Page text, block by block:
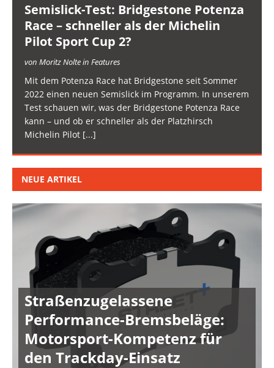
Semislick-Test: Bridgestone Potenza
Race – schneller als der Michelin
Pilot Sport Cup 2?
von Moritz Nolte in Features
Mit dem Potenza Race hat Bridgestone seit Sommer
2022 einen neuen Semislick im Programm. In unserem
Test schauen wir, was der Bridgestone Potenza Race
kann – und ob er schneller als der Platzhirsch
Michelin Pilot [...]
NEUE ARTIKEL
Straßenzugelassene
Performance-Bremsbeläge:
Motorsport-Kompetenz für
den Trackday-Einsatz